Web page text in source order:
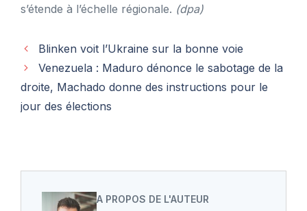
s’étende à l’échelle régionale. (dpa)
Blinken voit l’Ukraine sur la bonne voie
Venezuela : Maduro dénonce le sabotage de la
droite, Machado donne des instructions pour le
jour des élections
A PROPOS DE L'AUTEUR